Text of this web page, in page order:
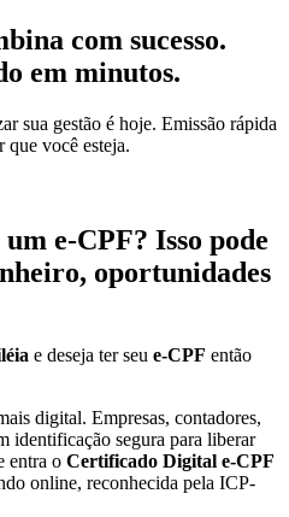
com sucesso.
em minutos.
sua gestão é hoje. Emissão rápida
você esteja.
e-CPF? Isso pode
oportunidades
e deseja ter seu e-CPF então
digital. Empresas, contadores,
identificação segura para liberar
entra o Certificado Digital e-CPF
online, reconhecida pela ICP-